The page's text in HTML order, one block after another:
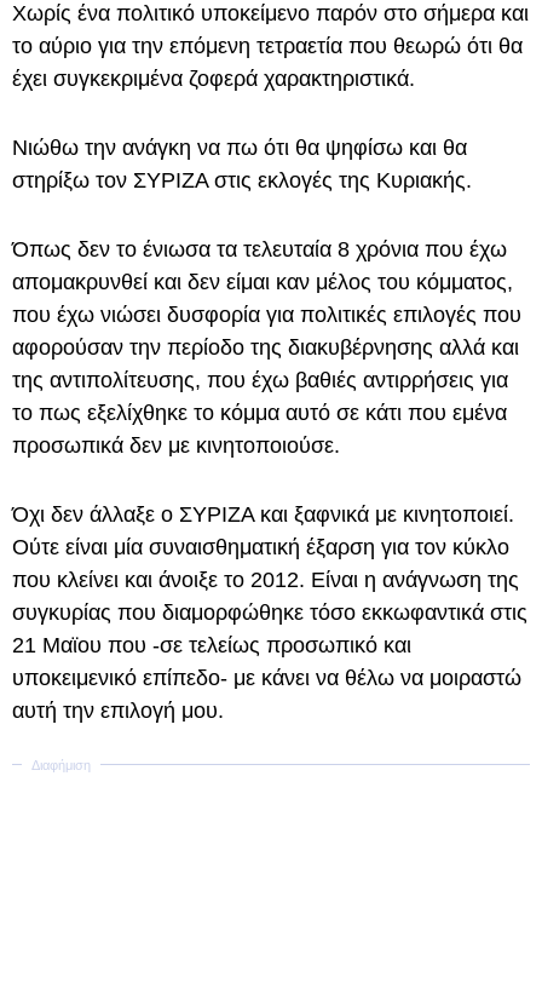
Χωρίς ένα πολιτικό υποκείμενο παρόν στο σήμερα και
το αύριο για την επόμενη τετραετία που θεωρώ ότι θα
έχει συγκεκριμένα ζοφερά χαρακτηριστικά.
Νιώθω την ανάγκη να πω ότι θα ψηφίσω και θα
στηρίξω τον ΣΥΡΙΖΑ στις εκλογές της Κυριακής.
Όπως δεν το ένιωσα τα τελευταία 8 χρόνια που έχω
απομακρυνθεί και δεν είμαι καν μέλος του κόμματος,
που έχω νιώσει δυσφορία για πολιτικές επιλογές που
αφορούσαν την περίοδο της διακυβέρνησης αλλά και
της αντιπολίτευσης, που έχω βαθιές αντιρρήσεις για
το πως εξελίχθηκε το κόμμα αυτό σε κάτι που εμένα
προσωπικά δεν με κινητοποιούσε.
Όχι δεν άλλαξε ο ΣΥΡΙΖΑ και ξαφνικά με κινητοποιεί.
Ούτε είναι μία συναισθηματική έξαρση για τον κύκλο
που κλείνει και άνοιξε το 2012. Είναι η ανάγνωση της
συγκυρίας που διαμορφώθηκε τόσο εκκωφαντικά στις
21 Μαϊου που -σε τελείως προσωπικό και
υποκειμενικό επίπεδο- με κάνει να θέλω να μοιραστώ
αυτή την επιλογή μου.